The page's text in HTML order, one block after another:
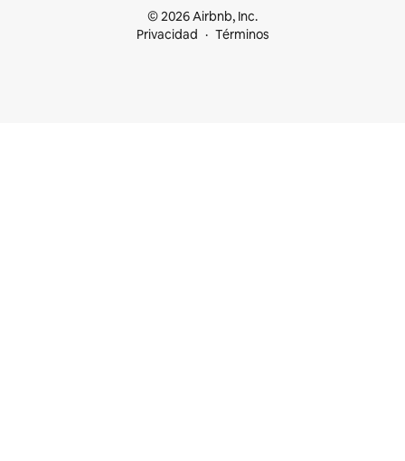
© 2026 Airbnb, Inc.
Privacidad
Términos